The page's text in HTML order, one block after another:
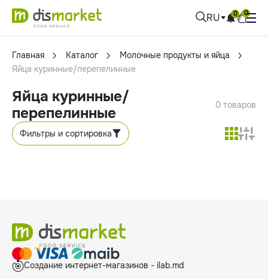
RU 0 0
Главная Каталог
Молочные продукты и яйца
Яйца куринные/перепелинные
Яйца куринные/
перепелинные
0 товаров
Фильтры и сортировка
Создание интернет-магазинов - ilab.md